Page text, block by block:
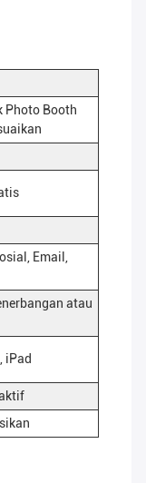
Photo Booth
Email,
atau
iPad